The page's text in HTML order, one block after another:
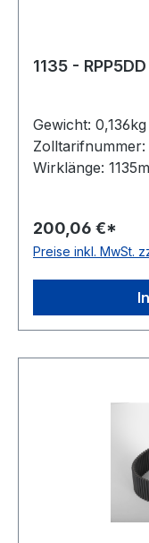
1135 -
Gewicht:
Wirklänge:
200,06 €*
Preise inkl. MwSt.